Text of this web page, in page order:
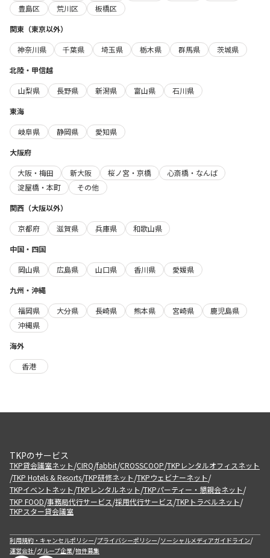
豊島区
荒川区
板橋区
関東（東京以外）
神奈川県
千葉県 埼玉県 栃木県 群馬県
茨城県
北陸・甲信越
山梨県
長野県 新潟県 富山県
石川県
東海
岐阜県
静岡県
愛知県
大阪府
大阪・梅田
新大阪 桜ノ宮・京橋
心斎橋・なんば
淀屋橋・本町
その他
関西（大阪以外）
京都府
滋賀県 兵庫県
和歌山県
中国・四国
岡山県
広島県 山口県 香川県
愛媛県
九州・沖縄
福岡県
大分県 長崎県 熊本県 宮崎県
鹿児島県
沖縄県
海外
香港
TKPのサービス
TKP貸会議室ネット/CIRQ/fabbit/CROSSCOOP/TKPレンタルオフィスネット
/TKP Hotels & Resorts/TKP研修ネット/TKPウェビナーネット/
TKPイベントネット/TKPレンタルネット/TKPパーティー・懇親会ネット/
TKP FOOD/事務局代行サービス/採用代行サービス/TKPトラベルネット/
TKPスター貸会議室
利用規約・キャンセルポリシー/プライバシーポリシー/ソーシャルメディアガイドライン/
運営会社/グループ企業/物件募集